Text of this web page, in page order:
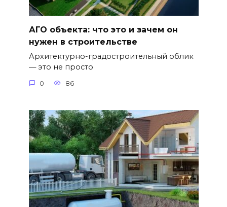
АГО объекта: что это и зачем он
нужен в строительстве
Архитектурно-градостроительный облик
— это не просто
0 86